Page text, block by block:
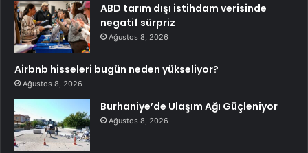
ABD tarım dışı istihdam verisinde
negatif sürpriz
Ağustos 8, 2026
Airbnb hisseleri bugün neden yükseliyor?
Ağustos 8, 2026
Burhaniye’de Ulaşım Ağı Güçleniyor
Ağustos 8, 2026